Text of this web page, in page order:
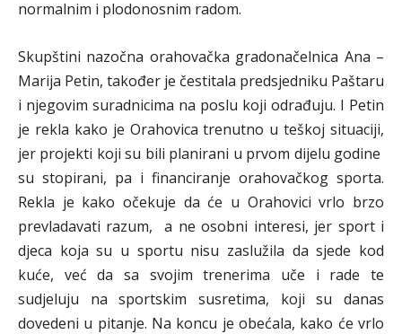
normalnim i plodonosnim radom.
Skupštini nazočna orahovačka gradonačelnica Ana –
Marija Petin, također je čestitala predsjedniku Paštaru
i njegovim suradnicima na poslu koji odrađuju. I Petin
je rekla kako je Orahovica trenutno u teškoj situaciji,
jer projekti koji su bili planirani u prvom dijelu godine
su stopirani, pa i financiranje orahovačkog sporta.
Rekla je kako očekuje da će u Orahovici vrlo brzo
prevladavati razum, a ne osobni interesi, jer sport i
djeca koja su u sportu nisu zaslužila da sjede kod
kuće, već da sa svojim trenerima uče i rade te
sudjeluju na sportskim susretima, koji su danas
dovedeni u pitanje. Na koncu je obećala, kako će vrlo